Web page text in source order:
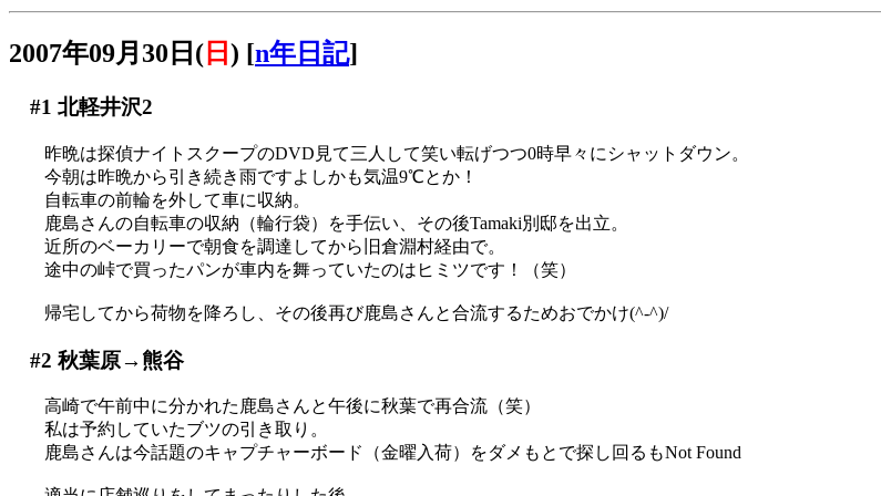
2007年09月30日( 日 ) [n年日記]
#1 北軽井沢2
昨晩は探偵ナイトスクープのDVD見て三人して笑い転げつつ0時早々にシャットダウン。
今朝は昨晩から引き続き雨ですよしかも気温9℃とか！
自転車の前輪を外して車に収納。
鹿島さんの自転車の収納（輪行袋）を手伝い、その後Tamaki別邸を出立。
近所のベーカリーで朝食を調達してから旧倉淵村経由で。
途中の峠で買ったパンが車内を舞っていたのはヒミツです！（笑）
帰宅してから荷物を降ろし、その後再び鹿島さんと合流するためおでかけ(^-^)/
#2 秋葉原→熊谷
高崎で午前中に分かれた鹿島さんと午後に秋葉で再合流（笑）
私は予約していたブツの引き取り。
鹿島さんは今話題のキャプチャーボード（金曜入荷）をダメもとで探し回るもNot Found